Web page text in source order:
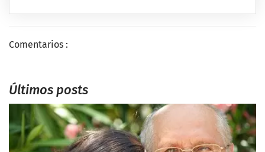
Comentarios :
Últimos posts